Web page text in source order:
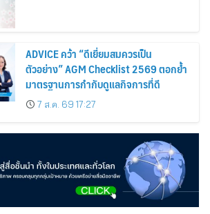
ADVICE คว้า “ดีเยี่ยมสมควรเป็น
ตัวอย่าง” AGM Checklist 2569 ตอกย้ำ
มาตรฐานการกำกับดูแลกิจการที่ดี
7 ส.ค. 69 17:27